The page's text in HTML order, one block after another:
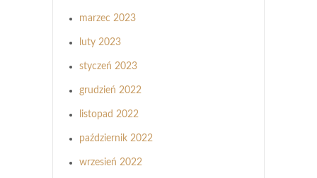
marzec 2023
luty 2023
styczeń 2023
grudzień 2022
listopad 2022
październik 2022
wrzesień 2022